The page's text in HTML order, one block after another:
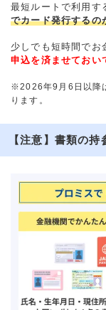
最短ルートで利用す
でカード発行するの
少しでも短時間でお
申込を済ませておい
※2026年9月6日以降
ります。
【注意】書類の持